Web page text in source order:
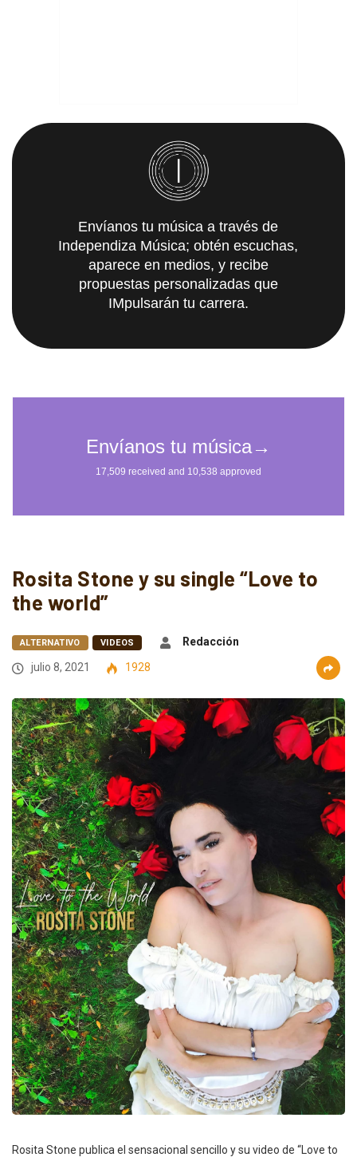
Envíanos tu música a través de
Independiza Música; obtén escuchas,
aparece en medios, y recibe
propuestas personalizadas que
IMpulsarán tu carrera.
Rosita Stone y su single “Love to
the world”
ALTERNATIVO VIDEOS
Redacción
julio 8, 2021
1928
Rosita Stone publica el sensacional sencillo y su video de “Love to